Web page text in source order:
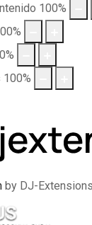
100%
%
%
100%
by DJ-